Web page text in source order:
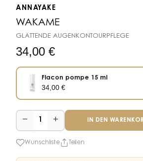
ANNAYAKE
WAKAME
GLÄTTENDE AUGENKONTOURPFLEGE
34,00 €
Flacon pompe 15 ml
34,00€
− 1 + IN DEN
Wunschliste Teilen